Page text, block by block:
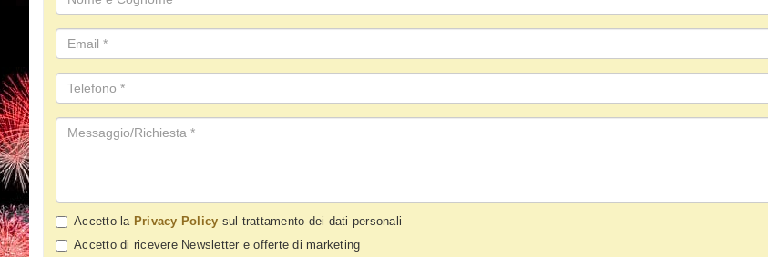
Accetto la Privacy Policy sul trattamento dei dati personali
Accetto di ricevere Newsletter e offerte di marketing